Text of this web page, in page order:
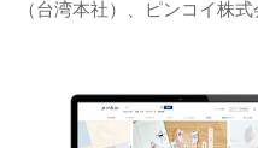
（台湾本社）、ピンコイ株